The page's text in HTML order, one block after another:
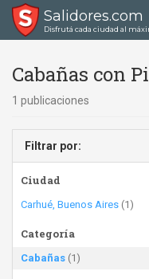
Salidores.com
Disfrutá cada ciudad al
Cabañas con
1 publicaciones
Filtrar por:
Ciudad
Carhué, Buenos Aires (1)
Categoría
Cabañas (1)